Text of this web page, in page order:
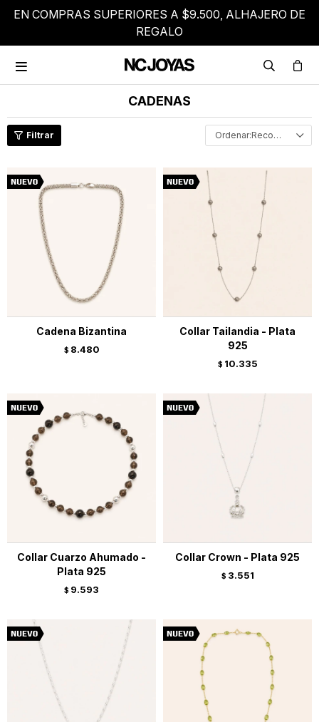
EN COMPRAS SUPERIORES A $9.500, ALHAJERO DE
REGALO

CADENAS
Recomendados
Cadena Bizantina
$ 8.480
Collar Tailandia - Plata
925
$ 10.335
Collar Cuarzo Ahumado -
Plata 925
$ 9.593
Collar Crown - Plata 925
$ 3.551